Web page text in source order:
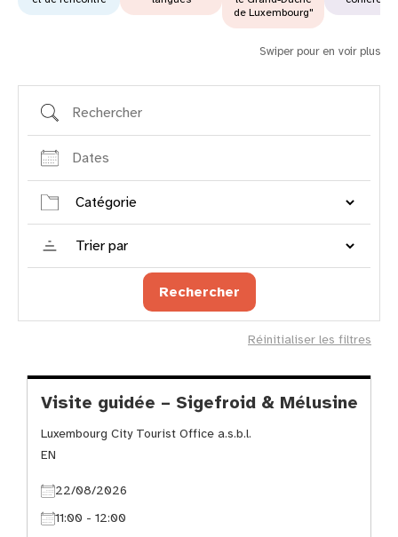
de Luxembourg"
Swiper pour en voir plus
Rechercher
Dates
Catégorie
Trier
par
Rechercher
Réinitialiser les filtres
Visite guidée – Sigefroid & Mélusine
Luxembourg City Tourist Office a.s.b.l.
EN
22/08/2026
11:00 - 12:00